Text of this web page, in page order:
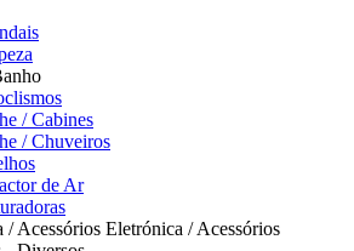
/ Cabines
/ Chuveiros
de Ar
Eletrónica / Acessórios